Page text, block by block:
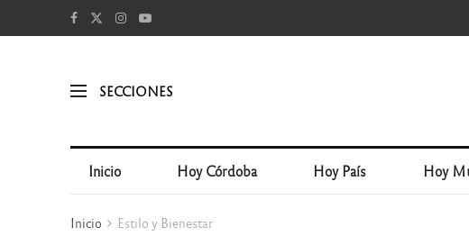
SECCIONES
Inicio Hoy Córdoba Hoy País Hoy
Inicio Estilo y Bienestar